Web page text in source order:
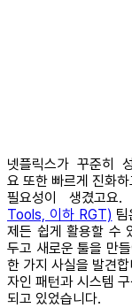
넷플릭스가 꾸준히
요 또한 빠르게 진화
필요성이 생겼고요.
Tools, 이하 RGT)
제든 쉽게 활용할 수
두고 새로운 툴을 만
한 가지 사실을 발견
자인 패턴과 시스템
되고 있었습니다.